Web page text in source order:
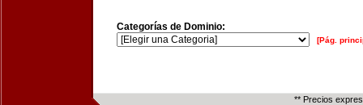
Categorías de Dominio:
[Pág.
** Precios